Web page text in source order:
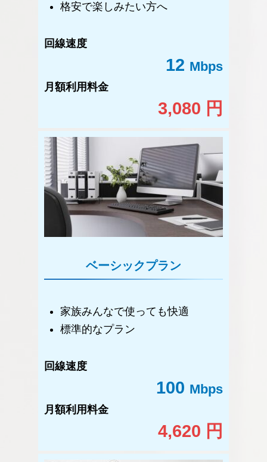
格安で楽しみたい方へ
回線速度
12 Mbps
月額利用料金
3,080 円
ベーシックプラン
家族みんなで使っても快適
標準的なプラン
回線速度
100 Mbps
月額利用料金
4,620 円